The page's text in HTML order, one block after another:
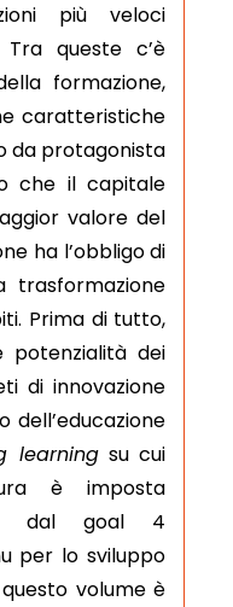
più veloci
Tra queste c’è
formazione,
caratteristiche
da protagonista
che il capitale
valore del
ha l’obbligo di
trasformazione
Prima di tutto,
potenzialità dei
di innovazione
dell’educazione
learningsu cui
è imposta
dal goal 4
per lo sviluppo
volume è